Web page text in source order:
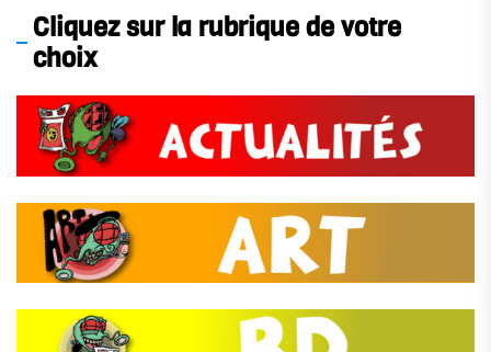
Cliquez sur la rubrique de votre
choix